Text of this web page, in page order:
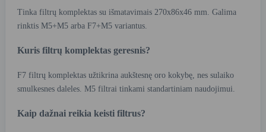
Tinka filtrų komplektas su išmatavimais 270x86x46 mm. Galima
rinktis M5+M5 arba F7+M5 variantus.
Kuris filtrų komplektas geresnis?
F7 filtrų komplektas užtikrina aukštesnę oro kokybę, nes sulaiko
smulkesnes daleles. M5 filtrai tinkami standartiniam naudojimui.
Kaip dažnai reikia keisti filtrus?